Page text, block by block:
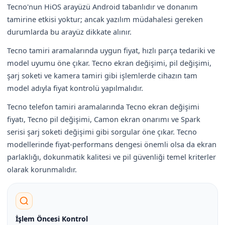
Tecno'nun HiOS arayüzü Android tabanlıdır ve donanım
tamirine etkisi yoktur; ancak yazılım müdahalesi gereken
durumlarda bu arayüz dikkate alınır.
Tecno tamiri aramalarında uygun fiyat, hızlı parça tedariki ve
model uyumu öne çıkar. Tecno ekran değişimi, pil değişimi,
şarj soketi ve kamera tamiri gibi işlemlerde cihazın tam
model adıyla fiyat kontrolü yapılmalıdır.
Tecno telefon tamiri aramalarında Tecno ekran değişimi
fiyatı, Tecno pil değişimi, Camon ekran onarımı ve Spark
serisi şarj soketi değişimi gibi sorgular öne çıkar. Tecno
modellerinde fiyat-performans dengesi önemli olsa da ekran
parlaklığı, dokunmatik kalitesi ve pil güvenliği temel kriterler
olarak korunmalıdır.
İşlem Öncesi Kontrol